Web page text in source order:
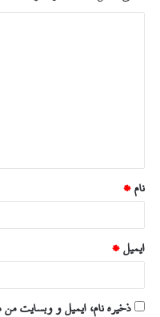
*
نام *
ایمیل *
ذخیره نام، ایمیل و وبسایت